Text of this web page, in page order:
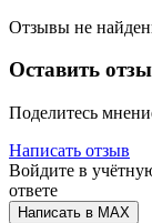
Отзывы не
Оставить
Поделитесь
Написать отзыв
Войдите в
ответе
Написать в MAX